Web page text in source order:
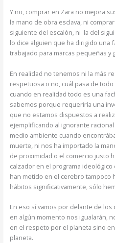
Y no, comprar en Zara no mejora
la mano de obra esclava, ni
siguiente del escalón, ni la del
lo dice alguien que ha dirigido una
trabajado para marcas pequeñas y
En realidad no tenemos ni la más
respetuosa o no, cuál pasa de
cuando en realidad todo es una
sabemos porque requeriría una
que no estamos dispuestos a
ejemplificando al ignorante
medio ambiente cuando
muerte, ni nos ha importado la
de proximidad o el comercio justo
calzador en el programa
han metido en el cerebro tampoco
hábitos significativamente, sólo
En eso sí vamos por delante de
en algún momento nos igualarán,
en el respeto por el planeta sino
planeta.